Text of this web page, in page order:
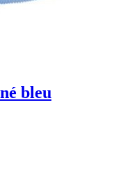
bleu